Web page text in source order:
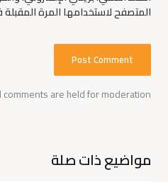
comments are held for moderation.
المتصفح لاستخدامها المرة
مواضيع ذات صلة